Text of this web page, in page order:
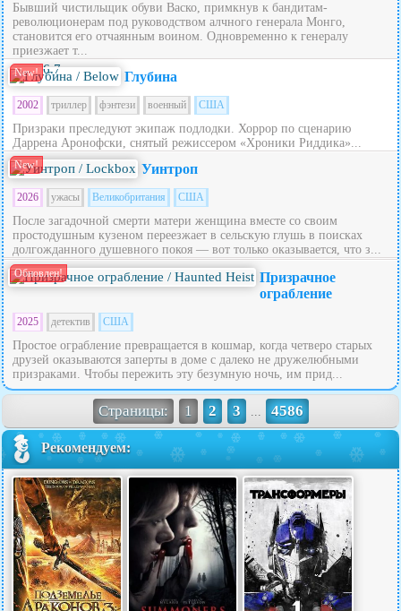
Бывший чистильщик обуви Васко, примкнув к бандитам-
революционерам под руководством алчного генерала Монго,
становится его отчаянным воином. Одновременно к генералу
приезжает т...
New! 6.7 Глубина
2002 триллер фэнтези военный США
Призраки преследуют экипаж подлодки. Хоррор по сценарию
Даррена Аронофски, снятый режиссером «Хроники Риддика»...
New! Уинтроп
2026 ужасы Великобритания США
После загадочной смерти матери женщина вместе со своим
простодушным кузеном переезжает в сельскую глушь в поисках
долгожданного душевного покоя — вот только оказывается, что з...
Обновлен!
Призрачное
ограбление
2025 детектив США
Простое ограбление превращается в кошмар, когда четверо старых
друзей оказываются заперты в доме с далеко не дружелюбными
призраками. Чтобы пережить эту безумную ночь, им прид...
Страницы: 1 2 3 ... 4586
Рекомендуем: